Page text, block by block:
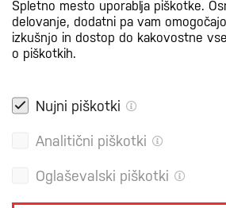
Spletno mesto uporablja piškotke.
delovanje, dodatni pa vam
izkušnjo in dostop do kakovostne
o piškotkih.
Nujni piškotki
Analitični piškotki
Oglaševalski piškotki